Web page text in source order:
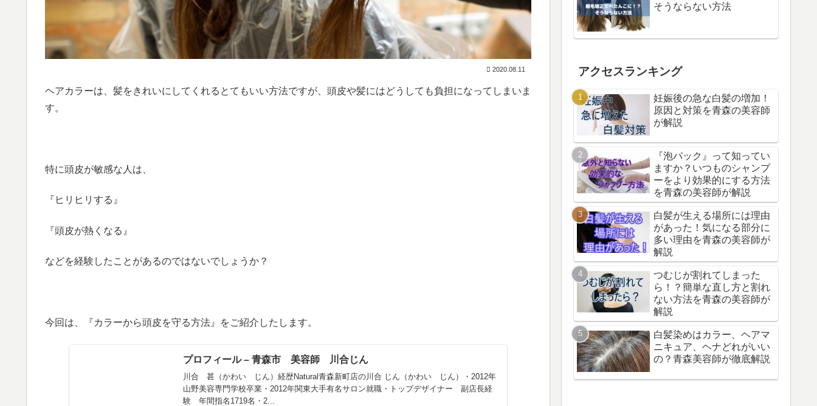
2020.08.11
ヘアカラーは、髪をきれいにしてくれるとてもいい方法ですが、頭皮や髪にはどうしても負担になってしまいま
す。
特に頭皮が敏感な人は、
『ヒリヒリする』
『頭皮が熱くなる』
などを経験したことがあるのではないでしょうか？
今回は、『カラーから頭皮を守る方法』をご紹介したします。
プロフィール – 青森市 美容師 川合じん
川合 甚（かわい じん）経歴Natural青森新町店の川合 じん（かわい じん）・2012年
山野美容専門学校卒業・2012年関東大手有名サロン就職・トップデザイナー 副店長経
験 年間指名1719名・2...
そうならない方法
アクセスランキング
妊娠後の急な白髪の増加！
原因と対策を青森の美容師
が解説
『泡パック』って知ってい
ますか？いつものシャンプ
ーをより効果的にする方法
を青森の美容師が解説
白髪が生える場所には理由
があった！気になる部分に
多い理由を青森の美容師が
解説
つむじが割れてしまった
ら！？簡単な直し方と割れ
ない方法を青森の美容師が
解説
白髪染めはカラー、ヘアマ
ニキュア、ヘナどれがいい
の？青森美容師が徹底解説